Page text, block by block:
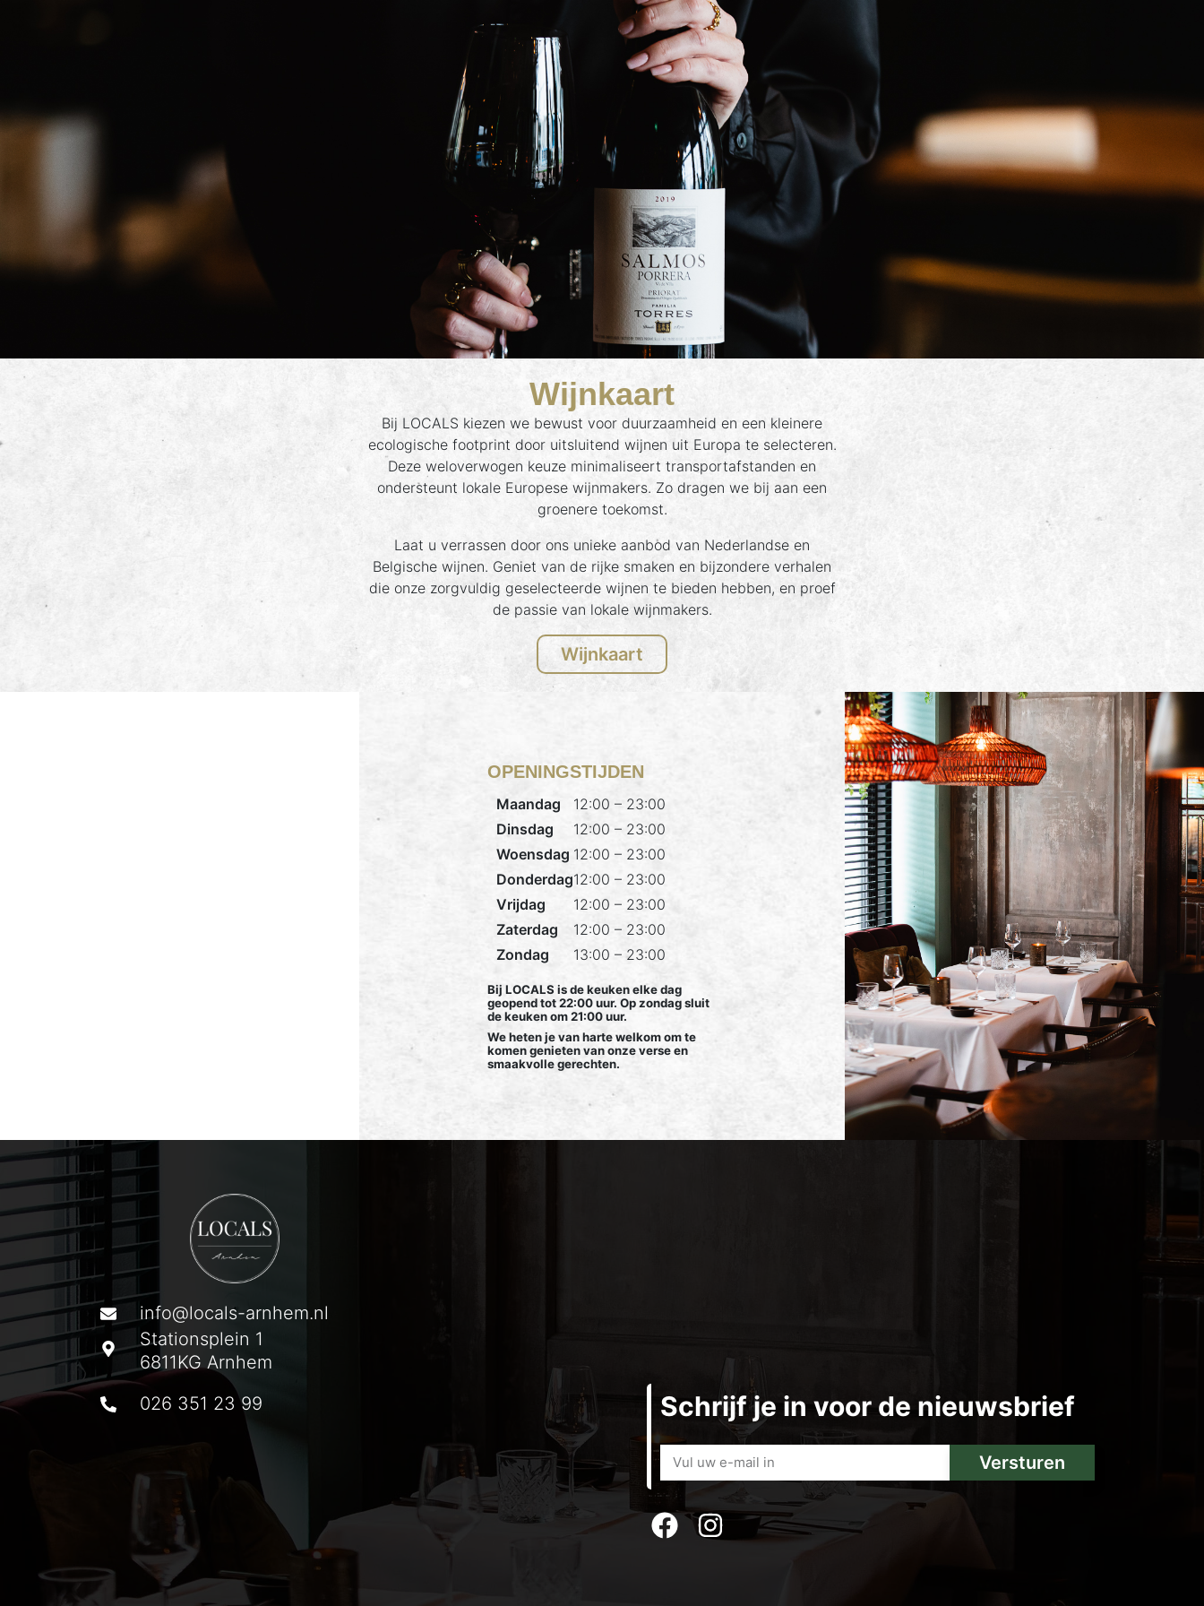
Wijnkaart
Bij LOCALS kiezen we bewust voor duurzaamheid en een kleinere
ecologische footprint door uitsluitend wijnen uit Europa te selecteren.
Deze weloverwogen keuze minimaliseert transportafstanden en
ondersteunt lokale Europese wijnmakers. Zo dragen we bij aan een
groenere toekomst.
Laat u verrassen door ons unieke aanbod van Nederlandse en
Belgische wijnen. Geniet van de rijke smaken en bijzondere verhalen
die onze zorgvuldig geselecteerde wijnen te bieden hebben, en proef
de passie van lokale wijnmakers.
Wijnkaart
OPENINGSTIJDEN
Maandag
Dinsdag
Woensdag
Donderdag
Vrijdag
Zaterdag
Zondag
12:00 – 23:00
12:00 – 23:00
12:00 – 23:00
12:00 – 23:00
12:00 – 23:00
12:00 – 23:00
13:00 – 23:00
Bij LOCALS is de keuken elke dag
geopend tot 22:00 uur. Op zondag sluit
de keuken om 21:00 uur.
We heten je van harte welkom om te
komen genieten van onze verse en
smaakvolle gerechten.
info@locals-arnhem.nl
Stationsplein 1
6811KG Arnhem
026 351 23 99
Schrijf je in voor de nieuwsbrief
Versturen